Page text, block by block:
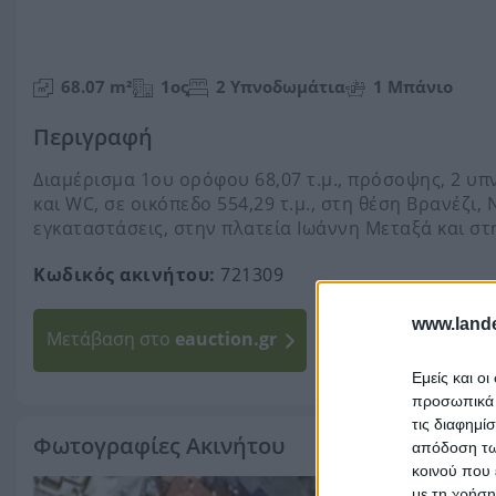
Εμείς και
προσωπικά
τις
απόδοση
κοινού που
68.07 m² 1ος 2 Υπνοδωμάτια 1 Μπάνιο
Περιγραφή
Διαμέρισμα 1ου ορόφου 68,07 τ.μ., πρόσοψης, 2
και WC, σε οικόπεδο 554,29 τ.μ., στη θέση Βρανέζι,
εγκαταστάσεις, στην πλατεία Ιωάννη Μεταξά και
Κωδικός ακινήτου: 721309
Μετάβαση στο eauction.gr
Ο
διενέργειας
Φωτογραφίες Ακινήτου